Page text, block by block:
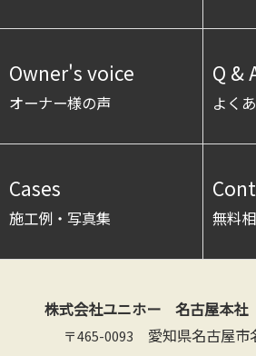
Owner's voice
オーナー様の声
Q &
よく
Cases
施工例・写真集 無料
株式会社ユニホー 名古屋本
〒465-0093 愛知県名古屋市